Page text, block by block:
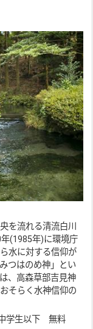
を流れる清流白川
(1985年)に環境庁
水に対する信仰が
つはのめ神」とい
、高森草部吉見神
そらく水神信仰の
学生以下 無料